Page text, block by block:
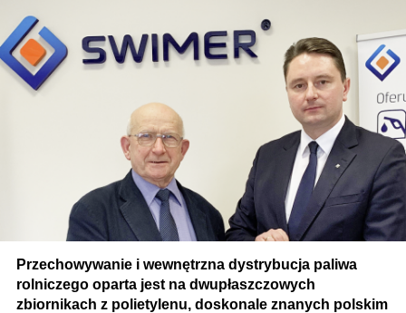
Przechowywanie i wewnętrzna dystrybucja paliwa
rolniczego oparta jest na dwupłaszczowych
zbiornikach z polietylenu, doskonale znanych polskim